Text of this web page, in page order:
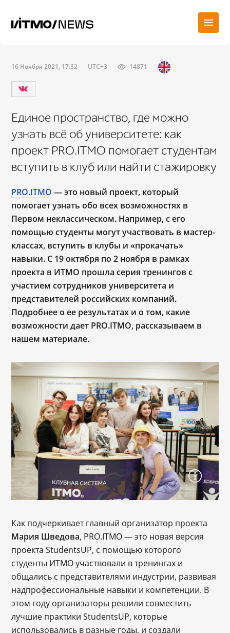
16 Ноября 2021, 17:32 UTC+3 14871
Единое пространство, где можно
узнать всё об университете: как
проект PRO.ITMO помогает студентам
вступить в клуб или найти стажировку
PRO.ITMO — это новый проект, который
помогаетузнать обо всех возможностях в
Первом неклассическом. Например, с его
помощью студенты могут участвовать в мастер-
классах, вступить в клубы и «прокачать»
навыки. С 19 октября по 2 ноября в рамках
проекта в ИТМО прошла серия тренингов с
участием сотрудников университета и
представителей российских компаний.
Подробнее о ее результатах и о том, какие
возможности дает PRO.ITMO, рассказываем в
нашем материале.
Как подчеркивает главный организатор проекта
Мария Шведова, PRO.ITMO — это новая версия
проекта StudentsUP, с помощью которого
студенты ИТМО участвовали в тренингах и
общались с представителями индустрии, развивая
надпрофессиональные навыки и компетенции. В
этом году организаторы решили совместить
лучшие практики StudentsUP, которые
использовались в разные годы, и создали